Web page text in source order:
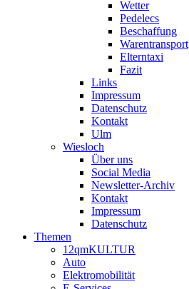
Wetter
Pedelecs
Beschaffung
Warentransport
Elterntaxi
Fazit
Links
Impressum
Datenschutz
Kontakt
Ulm
Wiesloch
Über uns
Social Media
Newsletter-Archiv
Kontakt
Impressum
Datenschutz
Themen
12qmKULTUR
Auto
Elektromobilität